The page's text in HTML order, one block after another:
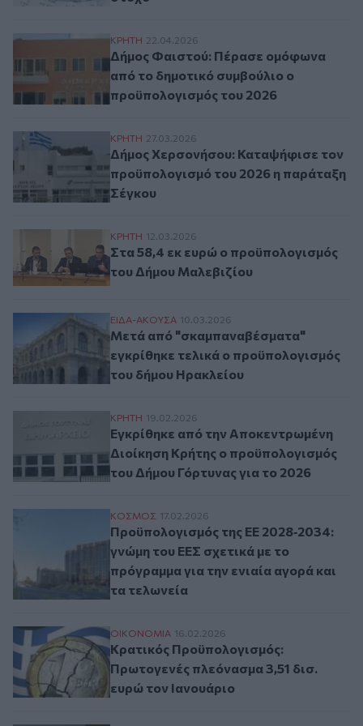
Δήμος Φαιστού: Πέρασε ομόφωνα από το
ΚΡΗΤΗ 22.04.2026
Δήμος Φαιστού: Πέρασε ομόφωνα
από το δημοτικό συμβούλιο ο
προϋπολογισμός του 2026
Δήμος Χερσονήσου: Καταψήφισε τον
ΚΡΗΤΗ 27.03.2026
Δήμος Χερσονήσου: Καταψήφισε τον
προϋπολογισμό του 2026 η παράταξη
Σέγκου
Στα 58,4 εκ ευρώ ο προϋπολογισμός του
ΚΡΗΤΗ 12.03.2026
Στα 58,4 εκ ευρώ ο προϋπολογισμός
του Δήμου Μαλεβιζίου
Μετά από "σκαμπαναβέσματα"
ΕΙΔΑ-ΑΚΟΥΣΑ 10.03.2026
Μετά από "σκαμπαναβέσματα"
εγκρίθηκε τελικά ο προϋπολογισμός
του δήμου Ηρακλείου
Εγκρίθηκε από την Αποκεντρωμένη
ΚΡΗΤΗ 19.02.2026
Εγκρίθηκε από την Αποκεντρωμένη
Διοίκηση Κρήτης ο προϋπολογισμός
του Δήμου Γόρτυνας για το 2026
Προϋπολογισμός της ΕΕ 2028‑2034:
ΚΟΣΜΟΣ 17.02.2026
Προϋπολογισμός της ΕΕ 2028‑2034:
γνώμη του ΕΕΣ σχετικά με το
πρόγραμμα για την ενιαία αγορά και
τα τελωνεία
Κρατικός Προϋπολογισμός: Πρωτογενές
ΟΙΚΟΝΟΜΙΑ 16.02.2026
Κρατικός Προϋπολογισμός:
Πρωτογενές πλεόνασμα 3,51 δισ.
ευρώ τον Ιανουάριο